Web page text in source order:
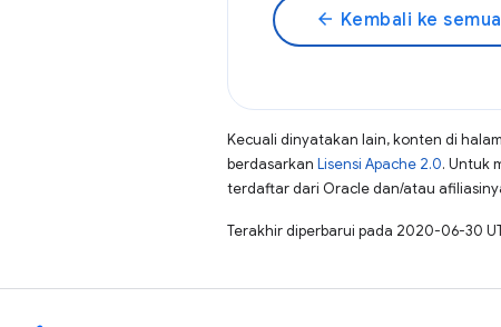
arrow_back Kembali ke
Kecuali dinyatakan lain, konten di
berdasarkan Lisensi Apache 2.0. Untuk
terdaftar dari Oracle dan/atau
Terakhir diperbarui pada 2020-06-30